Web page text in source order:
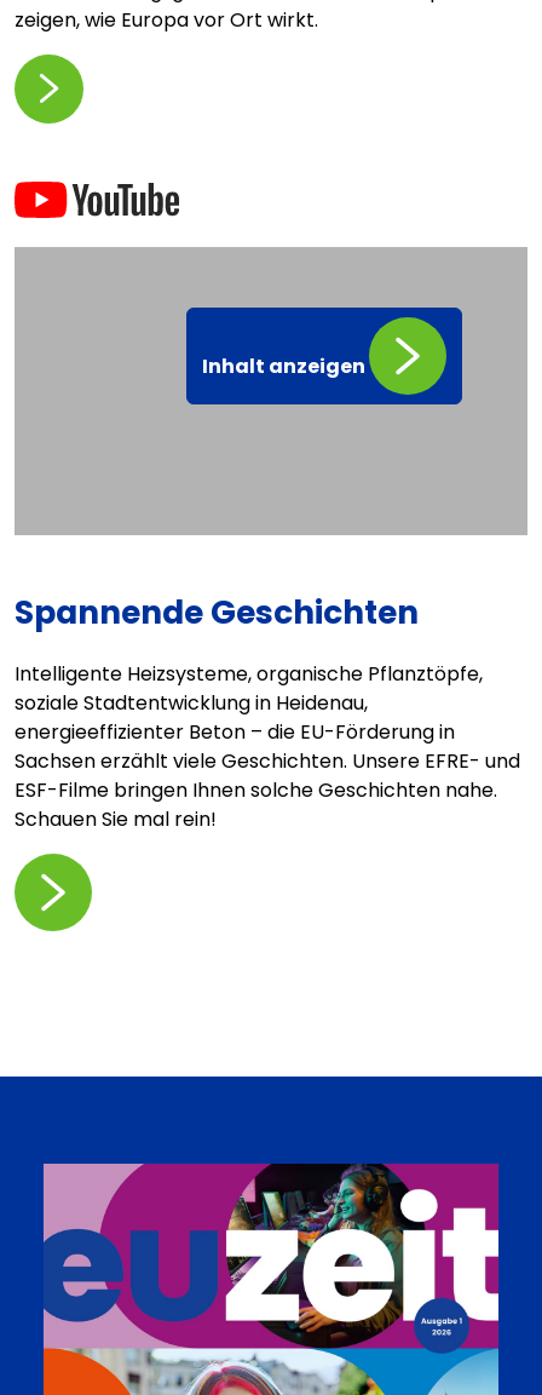
zeigen, wie Europa vor Ort wirkt.
Inhalt anzeigen
Spannende Geschichten
Intelligente Heizsysteme, organische Pflanztöpfe,
soziale Stadtentwicklung in Heidenau,
energieeffizienter Beton – die EU-Förderung in
Sachsen erzählt viele Geschichten. Unsere EFRE- und
ESF-Filme bringen Ihnen solche Geschichten nahe.
Schauen Sie mal rein!